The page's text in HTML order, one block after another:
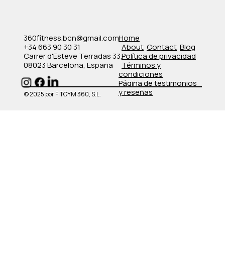
360fitness.bcn@gmail.com
+34 663 90 30 31
Carrer d'Esteve Terradas 33,
08023 Barcelona, España
Home
About Contact Blog
Política de privacidad
​Términos y
condiciones
​Página de testimonios
y reseñas
© 2025 por FITGYM 360, S.L.